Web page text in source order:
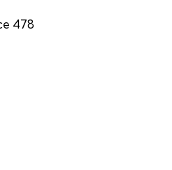
478